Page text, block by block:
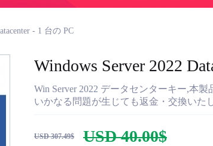
- 1 台の PC
Windows Server 2022
Win Server 2022 データセンターキー,本
いかなる問題が生じても返金・交換いた
USD 307.49$
USD 40.00$